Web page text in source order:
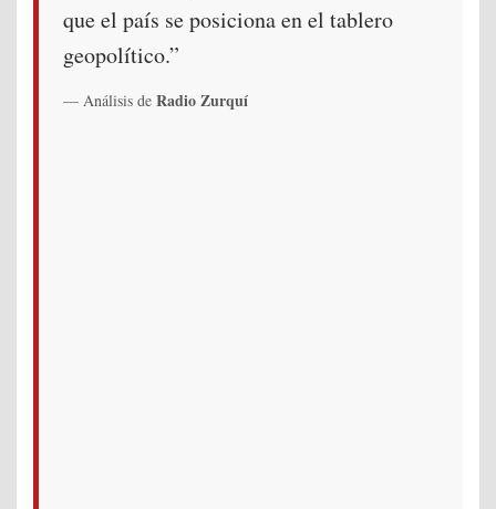
que el país se posiciona en el tablero
geopolítico.”
— Análisis de Radio Zurquí